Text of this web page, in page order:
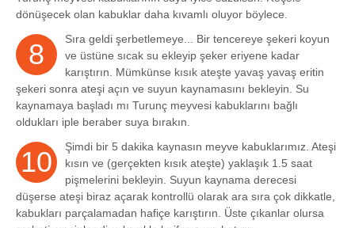
dönüşecek olan kabuklar daha kıvamlı oluyor böylece.
8
Sıra geldi şerbetlemeye... Bir tencereye şekeri koyun
ve üstüne sıcak su ekleyip şeker eriyene kadar
karıştırın. Mümkünse kısık ateşte yavaş yavaş eritin
şekeri sonra ateşi açın ve suyun kaynamasını bekleyin. Su
kaynamaya başladı mı Turunç meyvesi kabuklarını bağlı
oldukları iple beraber suya bırakın.
10
Şimdi bir 5 dakika kaynasın meyve kabuklarımız. Ateşi
kısın ve (gerçekten kısık ateşte) yaklaşık 1.5 saat
pişmelerini bekleyin. Suyun kaynama derecesi
düşerse ateşi biraz açarak kontrollü olarak ara sıra çok dikkatle,
kabukları parçalamadan hafiçe karıştırın. Üste çıkanlar olursa